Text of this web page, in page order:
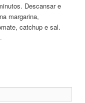
Descansar e
margarina,
catchup e sal.